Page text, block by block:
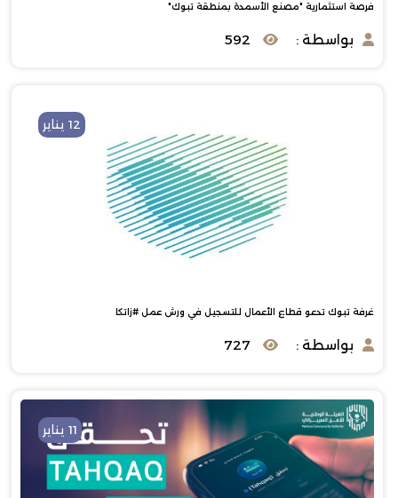
فرصة استثمارية "مصنع الأسمدة بمنطقة تبوك"
بواسطة : 592
12 يناير
غرفة تبوك تدعو قطاع الأعمال للتسجيل في ورش عمل #زاتكا
بواسطة : 727
11 يناير